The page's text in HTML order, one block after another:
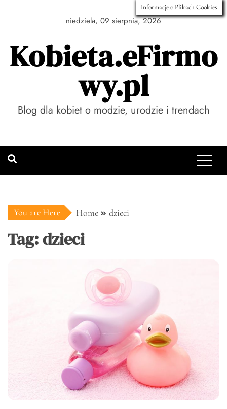
niedziela, 09 sierpnia, 2026
Kobieta.eFirmo
wy.pl
Blog dla kobiet o modzie, urodzie i trendach
You are Here Home dzieci
Tag:dzieci
Informacje o Plikach Cookies